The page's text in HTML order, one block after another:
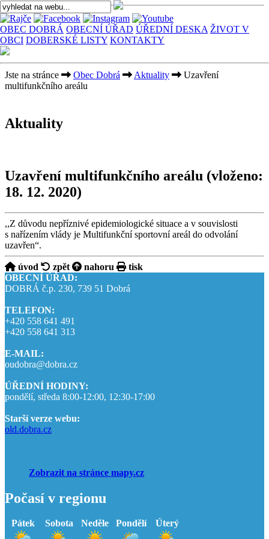
OBEC DOBRÁ OBECNÍ ÚŘAD ÚŘEDNÍ DESKA ŽIVOT V
OBCI DOBERSKÉ LISTY KONTAKTY
Jste na stránce Obec Dobrá Aktuality
Uzavření
multifunkčního areálu
Aktuality
Uzavření multifunkčního areálu (vloženo:
18. 12. 2020)
,,Z důvodu nepříznivé epidemiologické situace a v souvislosti
s nařízením vlády je Multifunkční sportovní areál do odvolání
uzavřen“.
úvod zpět nahoru
tisk
OBECNÍ ÚŘAD:
DOBRÁ č.p. 230, 739 51 Dobrá
TELEFON:
+420 558 641 491
+420 558 641 313
E-MAIL:
oudobra@dobra.cz
ÚŘEDNÍ HODINY:
pondělí, středa 8:00-12:00, 12:30-17:00
Starší verze webu:
old.dobra.cz
Zobrazit na stránce mapy.cz
Počasí v regionu
Pátek Sobota Neděle Pondělí Úterý